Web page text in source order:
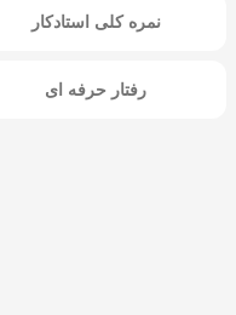
نمره کلی استادکار
رفتار حرفه ای